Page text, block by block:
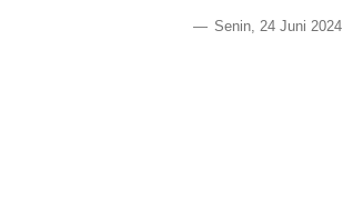
Senin, 24 Juni 2024